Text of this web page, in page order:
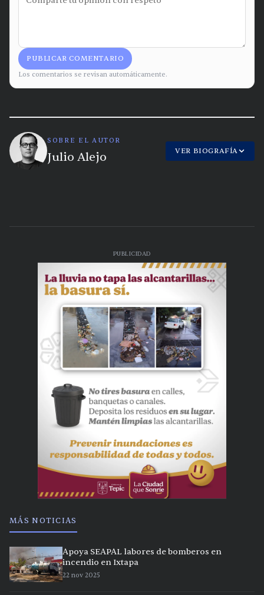
PUBLICAR COMENTARIO
Los comentarios se revisan automáticamente.
SOBRE EL AUTOR
Julio Alejo VER BIOGRAFÍA
PUBLICIDAD
MÁS NOTICIAS
Apoya SEAPAL labores de bomberos en
incendio en Ixtapa
22 nov 2025